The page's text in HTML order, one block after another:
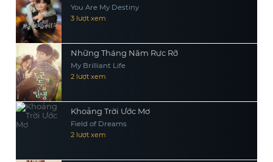
You Are My Destiny
3 lượt xem
Những Tháng Năm Rực Rỡ
My Brilliant Life
2 lượt xem
Khoảng Trời Ước Mơ
Field of Dreams
2 lượt xem